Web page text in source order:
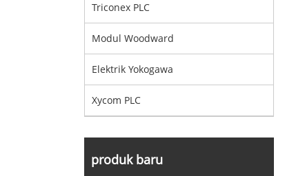
Triconex PLC
Modul Woodward
Elektrik Yokogawa
Xycom PLC
produk baru